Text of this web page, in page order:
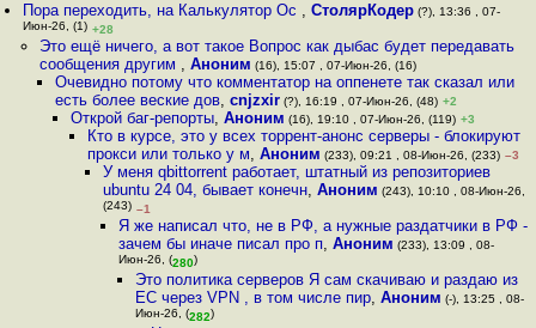
Пора переходить, на Калькулятор Ос ,СтолярКодер (?), 13:36 , 07-
Июн-26, (1) +28
Это ещё ничего, а вот такое Вопрос как дыбас будет передавать
сообщения другим , Аноним (16), 15:07 , 07-Июн-26, (16)
Очевидно потому что комментатор на оппенете так сказал или
есть более веские дов, cnjzxir(?), 16:19 , 07-Июн-26, (48) +2
Открой баг-репорты,Аноним (16), 19:10 , 07-Июн-26, (119) +3
Кто в курсе, это у всех торрент-анонс серверы - блокируют
прокси или только у м, Аноним (233), 09:21 , 08-Июн-26, (233) –3
У меня qbittorrent работает, штатный из репозиториев
ubuntu 24 04, бывает конечн, Аноним (243), 10:10 , 08-Июн-26,
(243) –1
Я же написал что, не в РФ, а нужные раздатчики в РФ -
зачем бы иначе писал про п,Аноним (233), 13:09 , 08-
Июн-26, (280)
Это политика серверов Я сам скачиваю и раздаю из
ЕС через VPN , в том числе пир, Аноним (-), 13:25 , 08-
Июн-26, (282)